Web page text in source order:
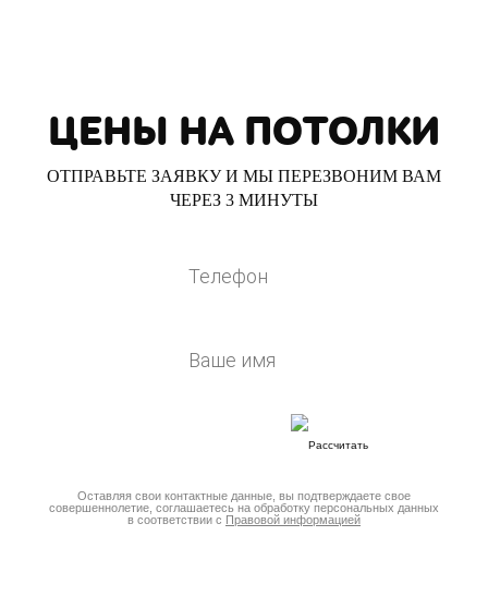
ЦЕНЫ НА ПОТОЛКИ
ОТПРАВЬТЕ ЗАЯВКУ И МЫ ПЕРЕЗВОНИМ ВАМ
ЧЕРЕЗ 3 МИНУТЫ
Оставляя свои контактные данные, вы подтверждаете свое
совершеннолетие, соглашаетесь на обработку персональных данных
в соответствии с Правовой информацией